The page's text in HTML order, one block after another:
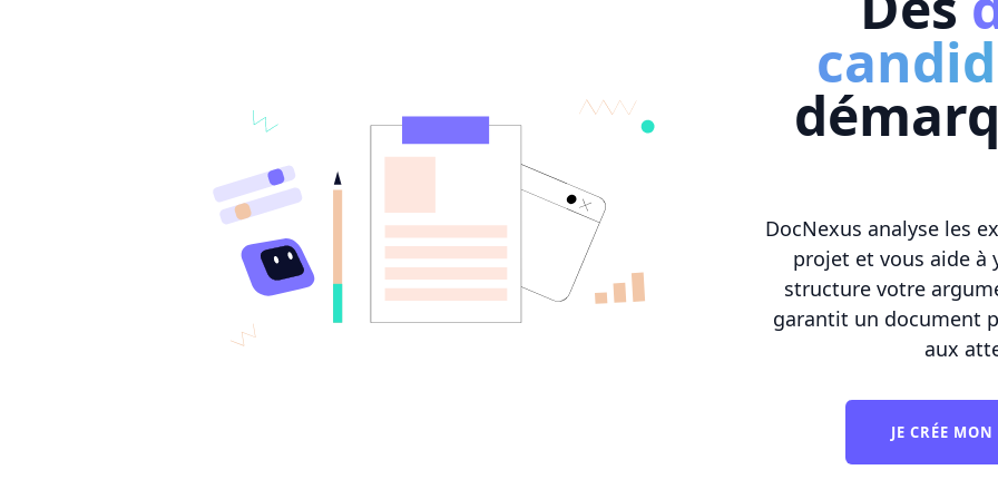
DocNexus analyse les
projet et vous aide
structure votre
garantit un document
aux
JE CRÉE